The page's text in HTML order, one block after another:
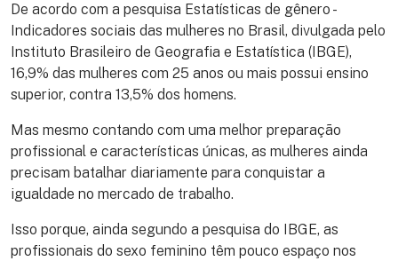
De acordo com a pesquisa Estatísticas de gênero -
Indicadores sociais das mulheres no Brasil, divulgada pelo
Instituto Brasileiro de Geografia e Estatística (IBGE),
16,9% das mulheres com 25 anos ou mais possui ensino
superior, contra 13,5% dos homens.
Mas mesmo contando com uma melhor preparação
profissional e características únicas, as mulheres ainda
precisam batalhar diariamente para conquistar a
igualdade no mercado de trabalho.
Isso porque, ainda segundo a pesquisa do IBGE, as
profissionais do sexo feminino têm pouco espaço nos